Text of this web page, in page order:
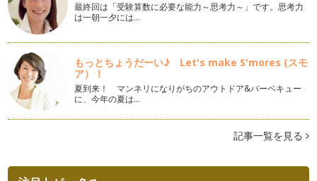
美ママ親子とパパも喜ぶペアエクササイズ♪(肩こり・自律神経
編)
写真提供:sticker Shop Haruさま 「赤ちゃん…
美ママ親子とパパも喜ぶペアエクササイズ♪(腹筋・自律神経
編)
11/1は、夢の日♪♪♪ パパやママにも夢があったら素敵です
ね。 …
最終回は「受験算数に必要な能力～思考力～」です。思考力
は一朝一夕には…
もっとちょうだーい♪ Let's make S'mores (スモ
ア）！
夏到来！ マンネリになりがちのアウトドア&バーベキュー
に、今年の夏は…
記事一覧を見る